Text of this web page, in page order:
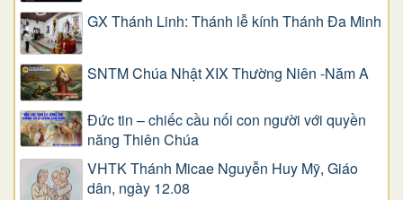
GX Thánh Linh: Thánh lễ kính Thánh Đa Minh
SNTM Chúa Nhật XIX Thường Niên -Năm A
Đức tin – chiếc cầu nối con người với quyền
năng Thiên Chúa
VHTK Thánh Micae Nguyễn Huy Mỹ, Giáo
dân, ngày 12.08